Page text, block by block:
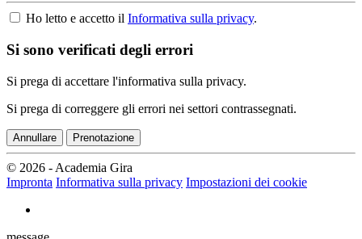
Ho letto e accetto il Informativa sulla privacy.
Si sono verificati degli errori
Si prega di accettare l'informativa sulla privacy.
Si prega di correggere gli errori nei settori contrassegnati.
Annullare Prenotazione
© 2026 - Academia Gira
Impronta Informativa sulla privacy Impostazioni dei cookie